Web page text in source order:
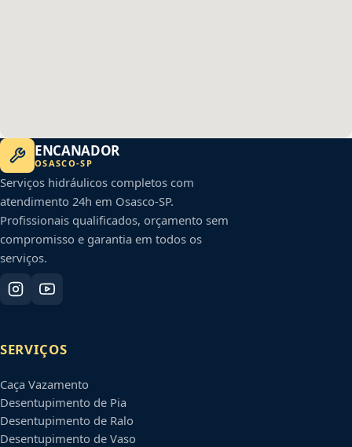
ENCANADOR
OSASCO-SP
Serviços hidráulicos completos com
atendimento 24h em Osasco-SP.
Profissionais qualificados, orçamento sem
compromisso e garantia em todos os
serviços.
SERVIÇOS
Caça Vazamento
Desentupimento de Pia
Desentupimento de Ralo
Desentupimento de Vaso